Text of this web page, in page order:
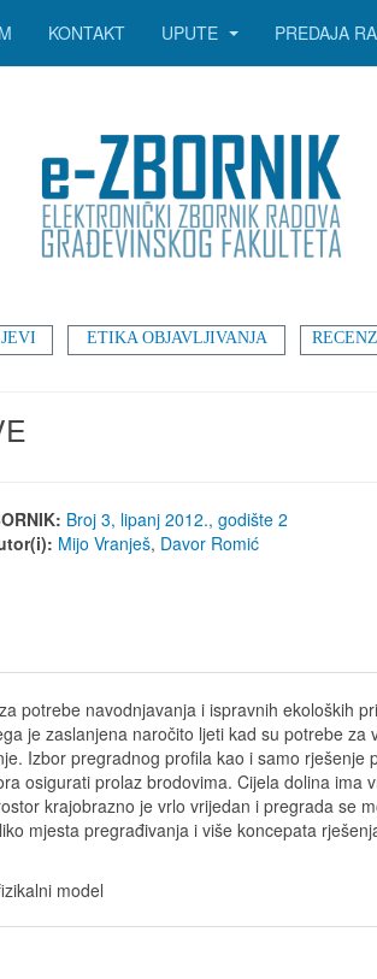
ETIKA OBJAVLJIVANJA
KONTAKT UPUTE PREDAJA
Broj 3, lipanj 2012., godište 2
Mijo Vranješ, Davor Romić
potrebe navodnjavanja i ispravnih ekoloških
je zaslanjena naročito ljeti kad su potrebe
Izbor pregradnog profila kao i samo
osigurati prolaz brodovima. Cijela dolina
krajobrazno je vrlo vrijedan i pregrada se
mjesta pregrađivanja i više koncepata
model